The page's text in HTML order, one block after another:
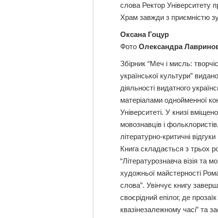
слова Ректор Університету
Храм завжди з приємністю
Оксана Гоцур
Фото Олександра
Збірник “Меч і мисль:
української культури”
діяльності видатного
матеріалами однойменної
Університеті. У книзі
мовознавців і
літературно-критичні
Книга складається з трьох
“Літературознавча візія та
художньої майстерності
слова”. Увінчує книгу
своєрідний епілог, де
квазінезалежному часі” та